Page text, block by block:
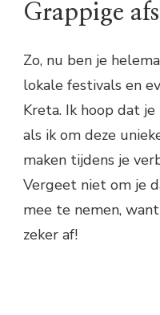
Grappige
Zo, nu ben je
lokale festivals en
Kreta. Ik hoop dat
als ik om deze
maken tijdens je
Vergeet niet om je
mee te nemen,
zeker af!